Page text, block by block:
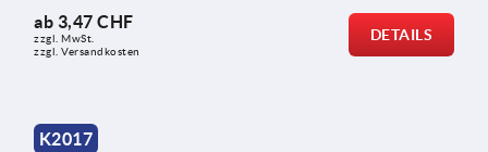
ab 3,47 CHF
zzgl. MwSt.
zzgl. Versandkosten
DETAILS
K2017